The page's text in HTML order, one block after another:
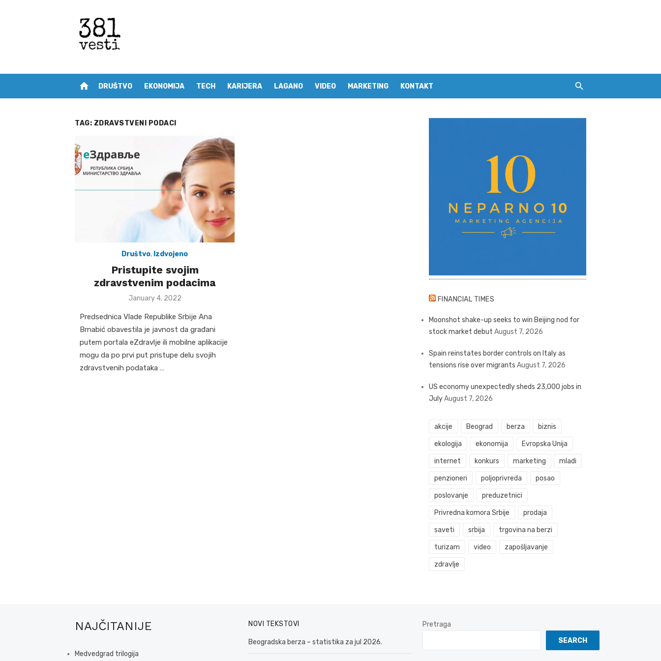
home DRUŠTVO EKONOMIJA TECH KARIJERA LAGANO VIDEO MARKETING KONTAKT
TAG: ZDRAVSTVENI PODACI
Društvo, Izdvojeno
Pristupite svojim
zdravstvenim podacima
Posted
January 4, 2022
Predsednica Vlade Republike Srbije Ana
Brnabić obavestila je javnost da građani
putem portala eZdravlje ili mobilne aplikacije
mogu da po prvi put pristupe delu svojih
zdravstvenih podataka …
FINANCIAL TIMES
Moonshot shake-up seeks to win Beijing nod for
stock market debut August 7, 2026
Spain reinstates border controls on Italy as
tensions rise over migrants August 7, 2026
US economy unexpectedly sheds 23,000 jobs in
JulyAugust 7, 2026
akcije Beograd berza biznis
ekologija ekonomija Evropska Unija
internet konkurs marketing mladi
penzioneri poljoprivreda posao
poslovanje preduzetnici
Privredna komora Srbije prodaja
saveti srbija trgovina na berzi
turizam video zapošljavanje
zdravlje
NAJČITANIJE
Medvedgrad trilogija
NOVI TEKSTOVI
Beogradska berza – statistika za jul 2026.
Pretraga
SEARCH